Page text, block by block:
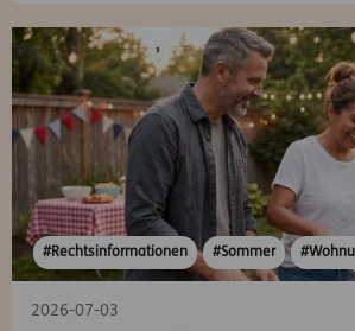
#Rechtsinformationen #Sommer
2026-07-03